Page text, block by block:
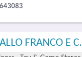
FRANCO E C.